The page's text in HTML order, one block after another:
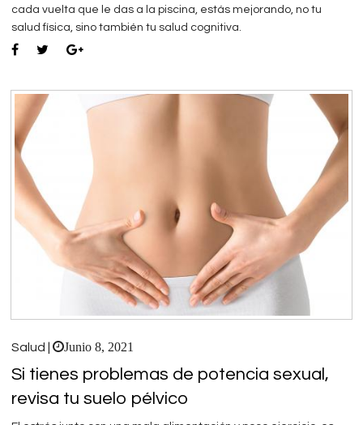
cada vuelta que le das a la piscina, estás mejorando, no tu
salud física, sino también tu salud cognitiva.
Salud | Junio 8, 2021
Si tienes problemas de potencia sexual,
revisa tu suelo pélvico